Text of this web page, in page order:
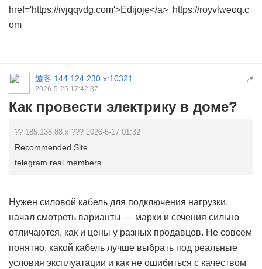
href='https://ivjqqvdg.com'>Edijoje</a> https://royvlweoq.c
om
7#
遊客 144.124.230.x:10321
2026-5-25 17:42:37
Как провести электрику в доме?
?? 185.138.88.x ??? 2026-5-17 01:32
Recommended Site
telegram real members
Нужен силовой кабель для подключения нагрузки,
начал смотреть варианты — марки и сечения сильно
отличаются, как и цены у разных продавцов. Не совсем
понятно, какой кабель лучше выбрать под реальные
условия эксплуатации и как не ошибиться с качеством